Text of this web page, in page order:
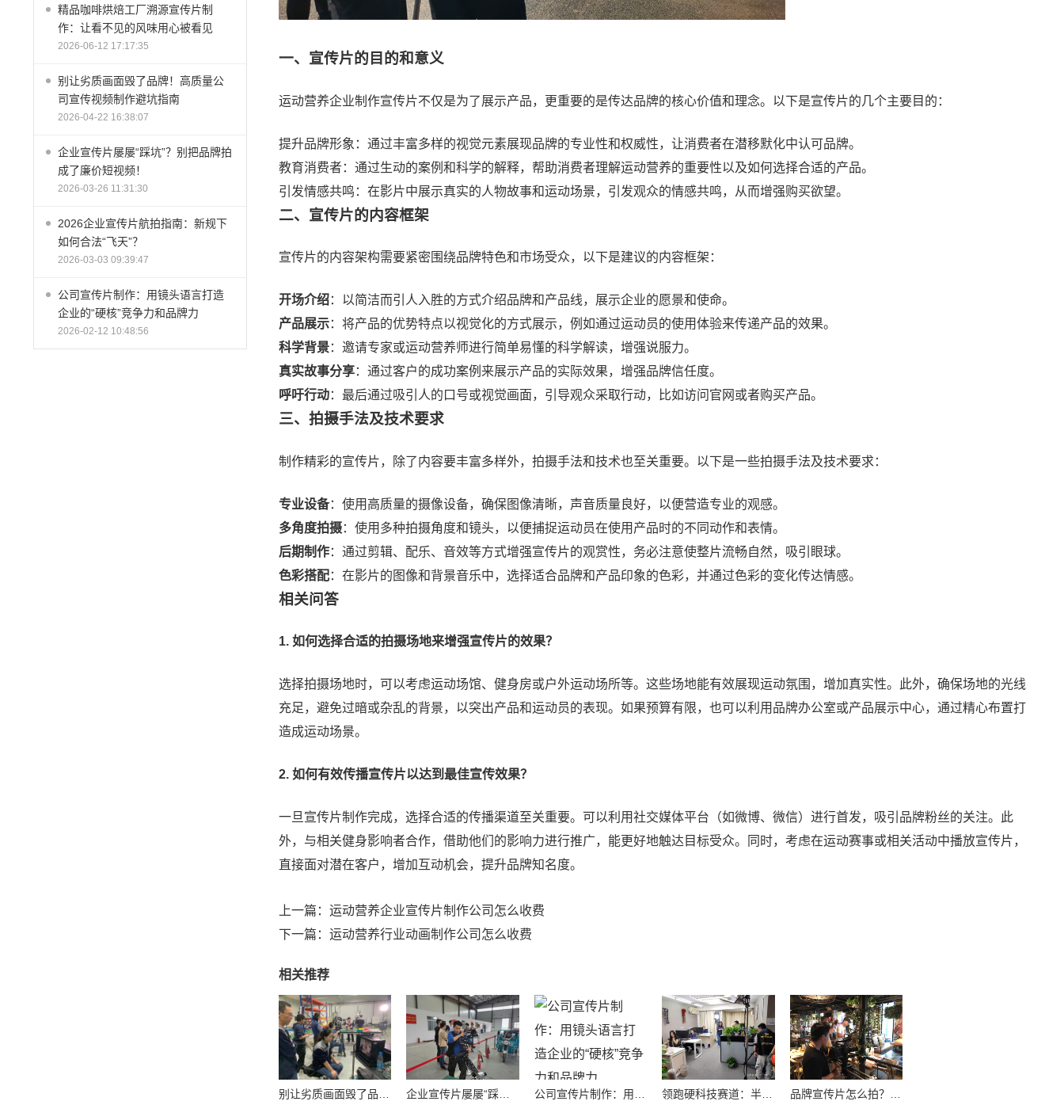
精品咖啡烘焙工厂溯源宣传片制
作：让看不见的风味用心被看见
2026-06-12 17:17:35
别让劣质画面毁了品牌！高质量公
司宣传视频制作避坑指南
2026-04-22 16:38:07
企业宣传片屡屡“踩坑”？别把品牌拍
成了廉价短视频！
2026-03-26 11:31:30
2026企业宣传片航拍指南：新规下
如何合法“飞天”？
2026-03-03 09:39:47
公司宣传片制作：用镜头语言打造
企业的“硬核”竞争力和品牌力
2026-02-12 10:48:56
一、宣传片的目的和意义
运动营养企业制作宣传片不仅是为了展示产品，更重要的是传达品牌的核心价值和理念。以下是宣传片的几个主要目的：
提升品牌形象：通过丰富多样的视觉元素展现品牌的专业性和权威性，让消费者在潜移默化中认可品牌。
教育消费者：通过生动的案例和科学的解释，帮助消费者理解运动营养的重要性以及如何选择合适的产品。
引发情感共鸣：在影片中展示真实的人物故事和运动场景，引发观众的情感共鸣，从而增强购买欲望。
二、宣传片的内容框架
宣传片的内容架构需要紧密围绕品牌特色和市场受众，以下是建议的内容框架：
开场介绍：以简洁而引人入胜的方式介绍品牌和产品线，展示企业的愿景和使命。
产品展示：将产品的优势特点以视觉化的方式展示，例如通过运动员的使用体验来传递产品的效果。
科学背景：邀请专家或运动营养师进行简单易懂的科学解读，增强说服力。
真实故事分享：通过客户的成功案例来展示产品的实际效果，增强品牌信任度。
呼吁行动：最后通过吸引人的口号或视觉画面，引导观众采取行动，比如访问官网或者购买产品。
三、拍摄手法及技术要求
制作精彩的宣传片，除了内容要丰富多样外，拍摄手法和技术也至关重要。以下是一些拍摄手法及技术要求：
专业设备：使用高质量的摄像设备，确保图像清晰，声音质量良好，以便营造专业的观感。
多角度拍摄：使用多种拍摄角度和镜头，以便捕捉运动员在使用产品时的不同动作和表情。
后期制作：通过剪辑、配乐、音效等方式增强宣传片的观赏性，务必注意使整片流畅自然，吸引眼球。
色彩搭配：在影片的图像和背景音乐中，选择适合品牌和产品印象的色彩，并通过色彩的变化传达情感。
相关问答
1. 如何选择合适的拍摄场地来增强宣传片的效果？
选择拍摄场地时，可以考虑运动场馆、健身房或户外运动场所等。这些场地能有效展现运动氛围，增加真实性。此外，确保场地的光线
充足，避免过暗或杂乱的背景，以突出产品和运动员的表现。如果预算有限，也可以利用品牌办公室或产品展示中心，通过精心布置打
造成运动场景。
2. 如何有效传播宣传片以达到最佳宣传效果？
一旦宣传片制作完成，选择合适的传播渠道至关重要。可以利用社交媒体平台（如微博、微信）进行首发，吸引品牌粉丝的关注。此
外，与相关健身影响者合作，借助他们的影响力进行推广，能更好地触达目标受众。同时，考虑在运动赛事或相关活动中播放宣传片，
直接面对潜在客户，增加互动机会，提升品牌知名度。
上一篇： 运动营养企业宣传片制作公司怎么收费
下一篇： 运动营养行业动画制作公司怎么收费
相关推荐